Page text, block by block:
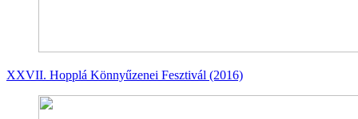
XXVII. Hopplá Könnyűzenei Fesztivál (2016)